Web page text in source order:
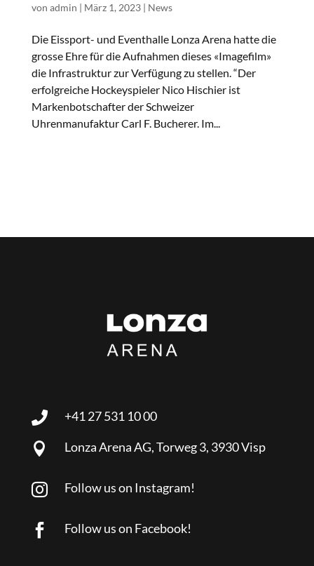
von admin | März 1, 2023| News
Die Eissport- und Eventhalle Lonza Arena hatte die
grosse Ehre für die Aufnahmen dieses «Imagefilm»
die Infrastruktur zur Verfügung zu stellen. “Der
erfolgreiche Hockeyspieler Nico Hischier ist
Markenbotschafter der Schweizer
Uhrenmanufaktur Carl F. Bucherer. Im...
 +41 27 531 10 00
 Lonza Arena AG, Torweg 3, 3930 Visp
 Follow us on Instagram!
 Follow us on Facebook!